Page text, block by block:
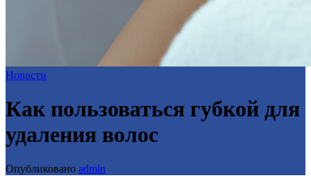
Новости
Как пользоваться губкой для
удаления волос
Опубликовано admin